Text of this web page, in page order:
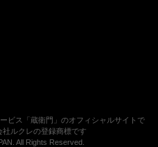
ビス「蔵衛門」のオフィシャルサイトで
ルクレの登録商標です
All Rights Reserved.